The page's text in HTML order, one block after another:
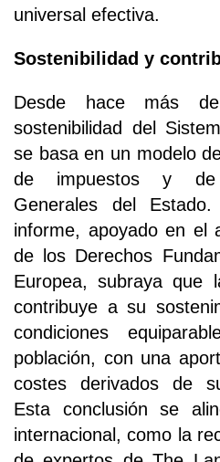
universal efectiva.
Sostenibilidad y
Desde hace más
sostenibilidad del
se basa en un modelo
de impuestos y de
Generales del
informe, apoyado en el
de los Derechos
Europea, subraya que
contribuye a su
condiciones
población, con una
costes derivados de
Esta conclusión se
internacional, como la